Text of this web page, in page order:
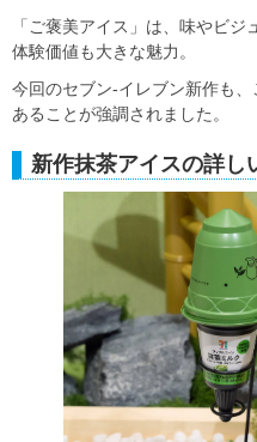
「ご褒美アイス」は、味やビ
体験価値も大きな魅力。
今回のセブン‐イレブン新作も
あることが強調されました。
新作抹茶アイスの詳し